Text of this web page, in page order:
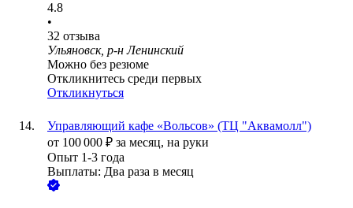
4.8
•
32 отзыва
Ульяновск, р-н Ленинский
Можно без резюме
Откликнитесь среди первых
Откликнуться
Управляющий кафе «Вольсов» (ТЦ "Аквамолл")
от 100 000 ₽ за месяц, на руки
Опыт 1-3 года
Выплаты: Два раза в месяц